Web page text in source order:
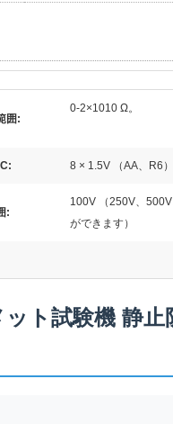
囲:
0-2×1010 Ω。
8 × 1.5V （AA、R6
:
100V （250V、
ができます）
ト試験機 静止